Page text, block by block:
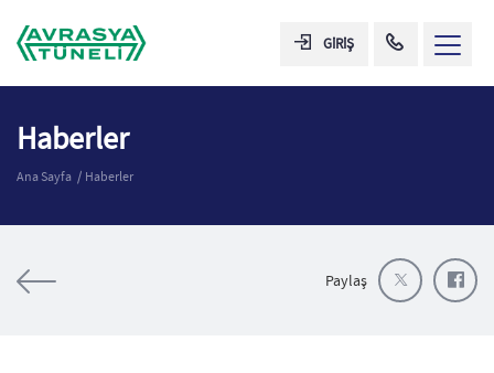
GİRİŞ
Haberler
Ana Sayfa Haberler
Paylaş